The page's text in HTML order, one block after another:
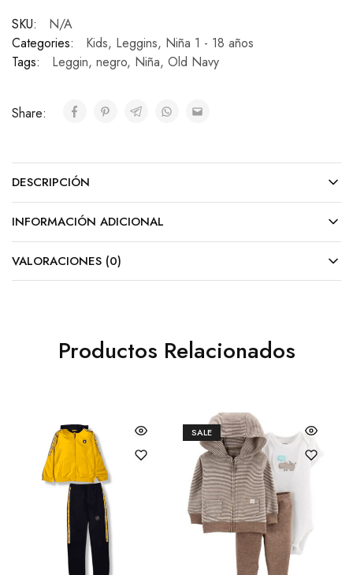
SKU:
N/A
Categories:
Kids, Leggins, Niña 1 - 18 años
Tags:
Leggin, negro, Niña, Old Navy
Share:
DESCRIPCIÓN
INFORMACIÓN ADICIONAL
VALORACIONES (0)
Productos Relacionados
SALE